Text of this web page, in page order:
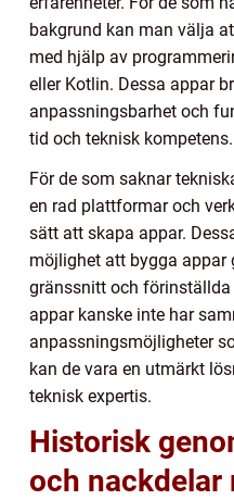
bakgrund kan man välja
med hjälp av
eller Kotlin. Dessa appar
anpassningsbarhet och
tid och teknisk kompetens.
För de som saknar
en rad plattformar och
sätt att skapa appar.
möjlighet att bygga appar
gränssnitt och förinställda
appar kanske inte har
anpassningsmöjligheter
kan de vara en utmärkt
teknisk expertis.
Historisk
och nackdelar